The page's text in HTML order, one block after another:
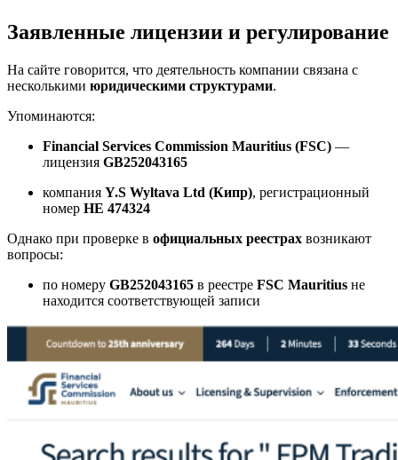
Заявленные лицензии и регулирование
На сайте говорится, что деятельность компании связана с
несколькими юридическими структурами.
Упоминаются:
Financial Services Commission Mauritius (FSC) —
лицензия GB252043165
компания Y.S Wyltava Ltd (Кипр), регистрационный
номер HE 474324
Однако при проверке в официальных реестрах возникают
вопросы:
по номеру GB252043165 в реестре FSC Mauritius не
находится соответствующей записи